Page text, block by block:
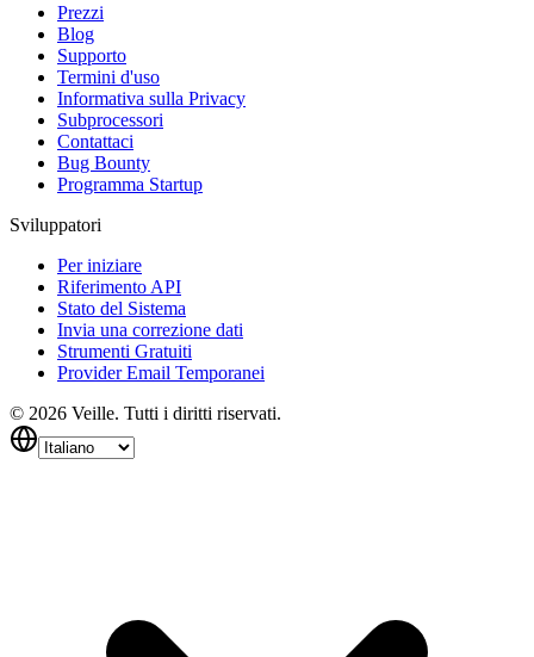
Prezzi
Blog
Supporto
Termini d'uso
Informativa sulla Privacy
Subprocessori
Contattaci
Bug Bounty
Programma Startup
Sviluppatori
Per iniziare
Riferimento API
Stato del Sistema
Invia una correzione dati
Strumenti Gratuiti
Provider Email Temporanei
© 2026 Veille. Tutti i diritti riservati.